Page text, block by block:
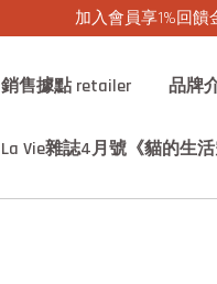
加入會員享1%回饋
銷售據點 retailer 品牌
La Vie雜誌4月號《貓的生